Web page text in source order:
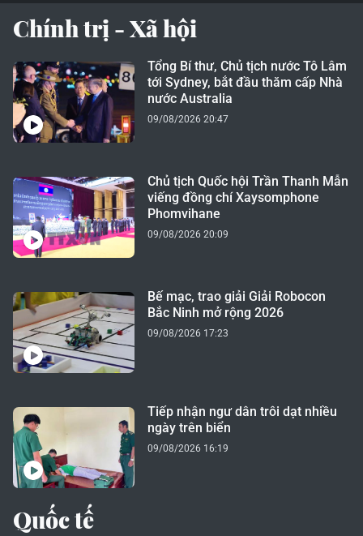
Chính trị - Xã hội
Tổng Bí thư, Chủ tịch nước Tô Lâm
tới Sydney, bắt đầu thăm cấp Nhà
nước Australia
09/08/2026 20:47
Chủ tịch Quốc hội Trần Thanh Mẫn
viếng đồng chí Xaysomphone
Phomvihane
09/08/2026 20:09
Bế mạc, trao giải Giải Robocon
Bắc Ninh mở rộng 2026
09/08/2026 17:23
Tiếp nhận ngư dân trôi dạt nhiều
ngày trên biển
09/08/2026 16:19
Quốc tế